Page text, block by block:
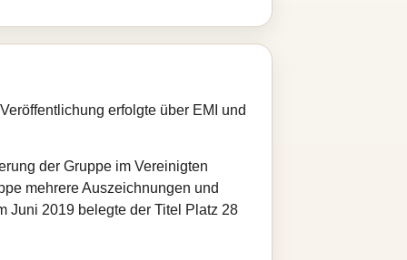
erfolgte über EMI und
der Gruppe im Vereinigten
mehrere Auszeichnungen und
Juni 2019 belegte der Titel Platz 28